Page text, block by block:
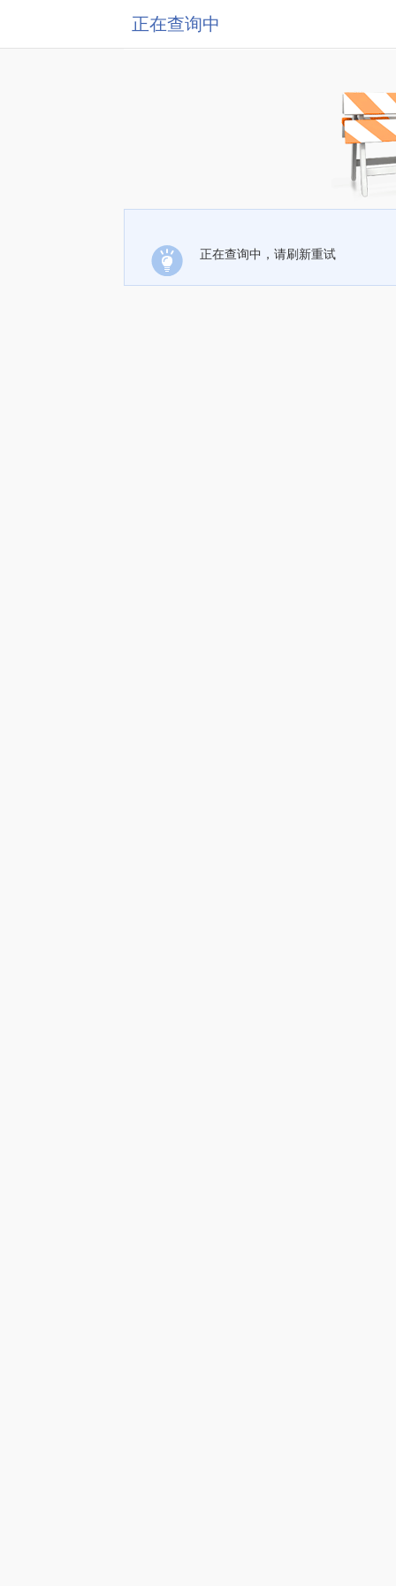
正在查询中
正在查询中，请刷新重试